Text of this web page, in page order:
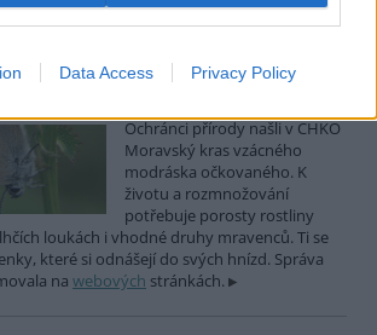
Data Access Privacy Policy
Ochránci přírody našli v CHKO
Moravský kras vzácného
modráska očkovaného. K
životu a rozmnožování
potřebuje porosty rostliny
loukách i vhodné druhy mravenců. Ti se
které si odnášejí do svých hnízd. Správa
na webových stránkách.